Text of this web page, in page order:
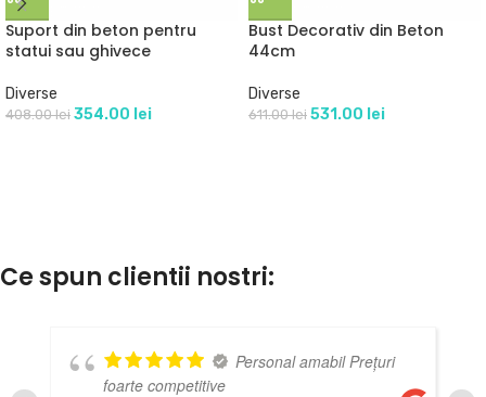
Suport din beton pentru
statui sau ghivece
Diverse
408.00lei 354.00 lei
Bust Decorativ din Beton
44cm
Diverse
611.00lei 531.00 lei
Ce spun clientii nostri:
Personal amabil Prețuri
foarte competitive